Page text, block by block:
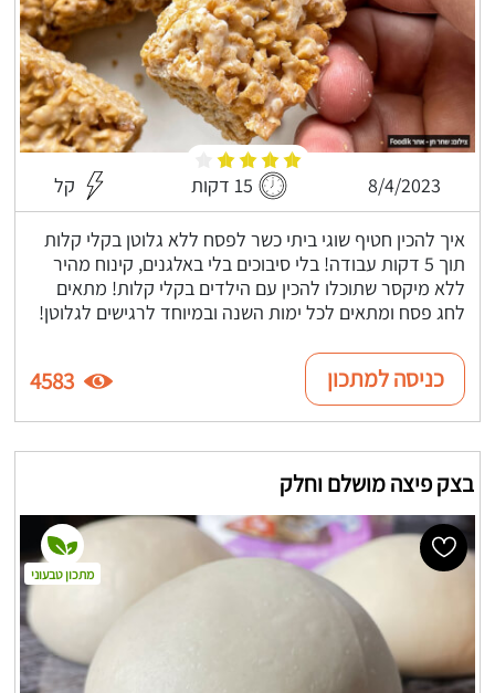
8/4/2023 15 דקות קל
איך להכין חטיף שוגי ביתי כשר לפסח ללא גלוטן בקלי קלות
תוך 5 דקות עבודה! בלי סיבוכים בלי באלגנים, קינוח מהיר
ללא מיקסר שתוכלו להכין עם הילדים בקלי קלות! מתאים
לחג פסח ומתאים לכל ימות השנה ובמיוחד לרגישים לגלוטן!
כניסה למתכון 4583
בצק פיצה מושלם וחלק
מתכון טבעוני